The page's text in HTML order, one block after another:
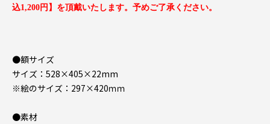
込1,200円】を頂戴いたします。予めご了承ください。
●額サイズ
サイズ：528×405×22mm
※絵のサイズ：297×420ｍｍ
●素材